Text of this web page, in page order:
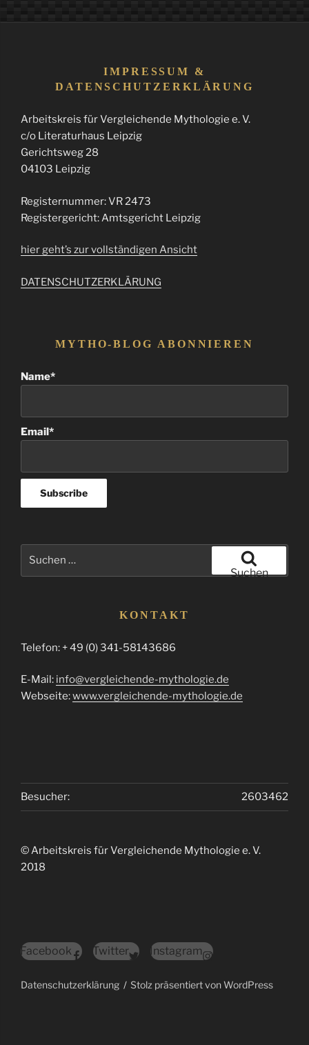
IMPRESSUM &
DATENSCHUTZERKLÄRUNG
Arbeitskreis für Vergleichende Mythologie e. V.
c/o Literaturhaus Leipzig
Gerichtsweg 28
04103 Leipzig
Registernummer: VR 2473
Registergericht: Amtsgericht Leipzig
hier geht’s zur vollständigen Ansicht
DATENSCHUTZERKLÄRUNG
MYTHO-BLOG ABONNIEREN
Name*
Email*
Suchen
KONTAKT
Telefon: + 49 (0) 341-58143686
E-Mail: info@vergleichende-mythologie.de
Webseite:www.vergleichende-mythologie.de
2603462
Besucher:
© Arbeitskreis für Vergleichende Mythologie e. V.
2018
Facebook Twitter Instagram
Datenschutzerklärung Stolz präsentiert von WordPress